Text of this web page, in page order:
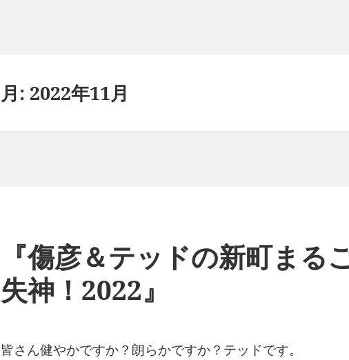
月: 2022年11月
『傷彦＆テッドの新町まる
失神！2022』
皆さん健やかですか？朗らかですか？テッドです。